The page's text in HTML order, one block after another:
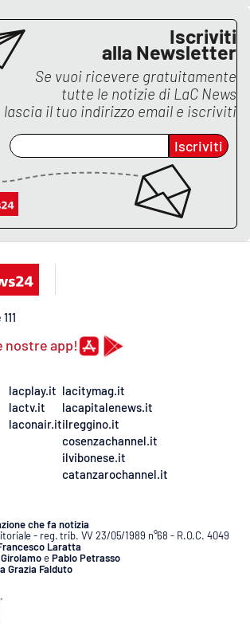
Calabria
Iscriviti
alla Newsletter
Se vuoi ricevere gratuitamente
tutte le notizie di LaC News
lascia il tuo indirizzo email e iscriviti
Iscriviti
nostre app!
lacplay.it
lactv.it
laconair.it
lacitymag.it
lacapitalenews.it
ilreggino.it
cosenzachannel.it
ilvibonese.it
catanzarochannel.it
che fa notizia
- reg. trib. VV 23/05/1989 n°68 - R.O.C. 4049
Laratta
ePablo Petrasso
Grazia Falduto